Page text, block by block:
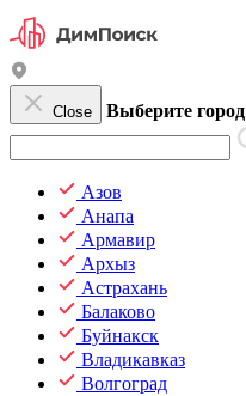
Close Выберите город
Азов
Анапа
Армавир
Архыз
Астрахань
Балаково
Буйнакск
Владикавказ
Волгоград